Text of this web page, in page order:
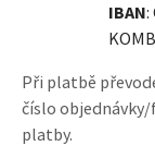
IBAN:
Při platbě
číslo
platby.